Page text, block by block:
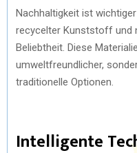
Nachhaltigkeit ist
recycelter Kunststoff und
Beliebtheit. Diese
umweltfreundlicher,
traditionelle Optionen.
Intelligente